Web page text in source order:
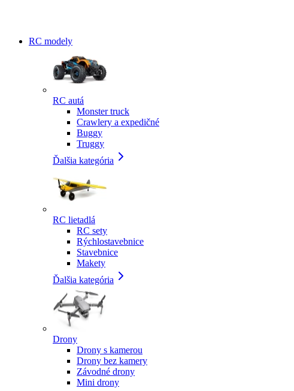
RC modely
RC autá
Monster truck
Crawlery a expedičné
Buggy
Truggy
Ďalšia kategória
RC lietadlá
RC sety
Rýchlostavebnice
Stavebnice
Makety
Ďalšia kategória
Drony
Drony s kamerou
Drony bez kamery
Závodné drony
Mini drony